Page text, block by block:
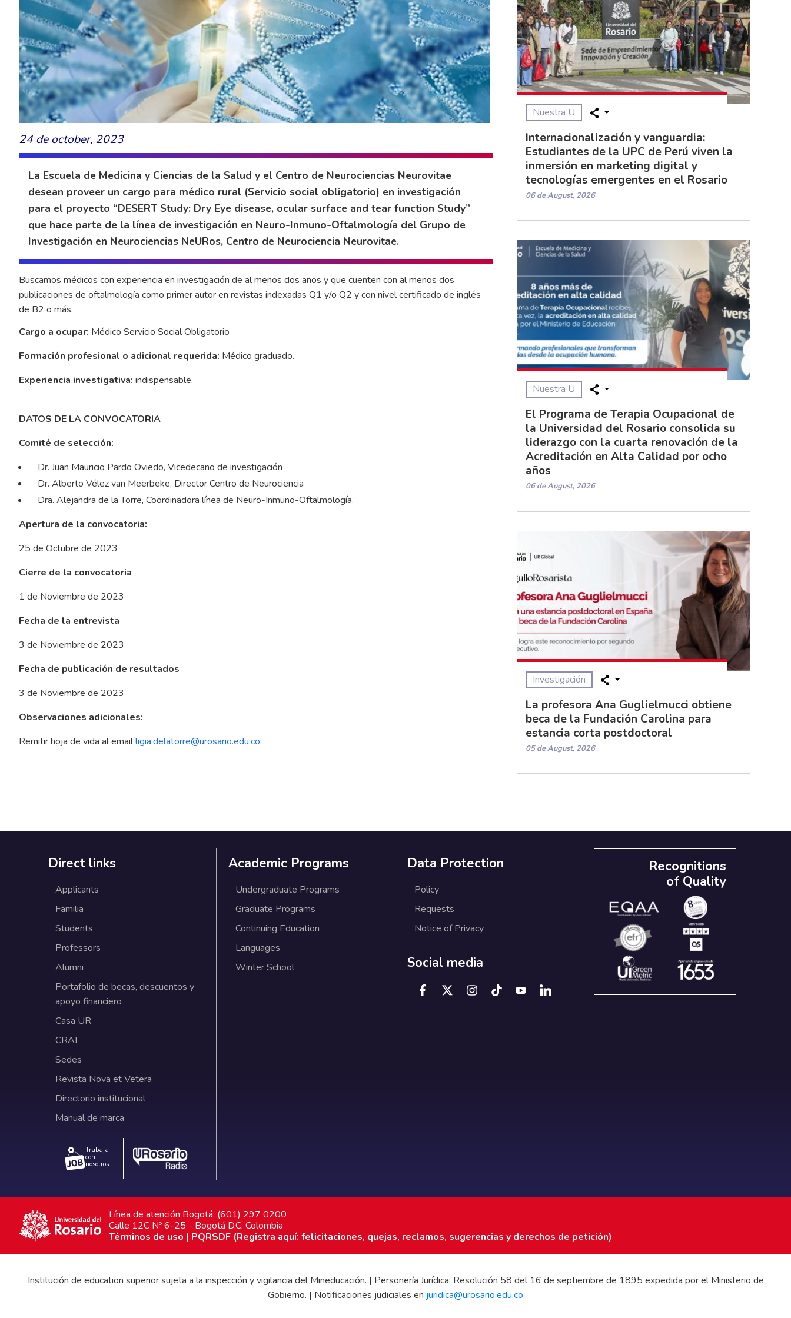
24 de october, 2023
La Escuela de Medicina y Ciencias de la Salud y el Centro de Neurociencias Neurovitae
desean proveer un cargo para médico rural (Servicio social obligatorio) en investigación
para el proyecto “DESERT Study: Dry Eye disease, ocular surface and tear function Study”
que hace parte de la línea de investigación en Neuro-Inmuno-Oftalmología del Grupo de
Investigación en Neurociencias NeURos, Centro de Neurociencia Neurovitae.
Buscamos médicos con experiencia en investigación de al menos dos años y que cuenten con al menos dos
publicaciones de oftalmología como primer autor en revistas indexadas Q1 y/o Q2 y con nivel certificado de inglés
de B2 o más.
Cargo a ocupar: Médico Servicio Social Obligatorio
Formación profesional o adicional requerida: Médico graduado.
Experiencia investigativa: indispensable.
DATOS DE LA CONVOCATORIA
Comité de selección:
Dr. Juan Mauricio Pardo Oviedo, Vicedecano de investigación
Dr. Alberto Vélez van Meerbeke, Director Centro de Neurociencia
Dra. Alejandra de la Torre, Coordinadora línea de Neuro-Inmuno-Oftalmología.
Apertura de la convocatoria:
25 de Octubre de 2023
Cierre de la convocatoria
1 de Noviembre de 2023
Fecha de la entrevista
3 de Noviembre de 2023
Fecha de publicación de resultados
3 de Noviembre de 2023
Observaciones adicionales:
Remitir hoja de vida al emailligia.delatorre@urosario.edu.co
Nuestra U
Internacionalización y vanguardia:
Estudiantes de la UPC de Perú viven la
inmersión en marketing digital y
tecnologías emergentes en el Rosario
06 de August, 2026
Nuestra U
El Programa de Terapia Ocupacional de
la Universidad del Rosario consolida su
liderazgo con la cuarta renovación de la
Acreditación en Alta Calidad por ocho
años
06 de August, 2026
Investigación
La profesora Ana Guglielmucci obtiene
beca de la Fundación Carolina para
estancia corta postdoctoral
05 de August, 2026
Direct links
Applicants
Familia
Students
Professors
Alumni
Portafolio de becas, descuentos y
apoyo financiero
Casa UR
CRAI
Sedes
Revista Nova et Vetera
Directorio institucional
Manual de marca
Trabaja
con
nosotros.
Academic Programs
Undergraduate Programs
Graduate Programs
Continuing Education
Languages
Winter School
Data Protection
Policy
Requests
Notice of Privacy
Social media
Recognitions
of Quality
Línea de atención Bogotá: (601) 297 0200
Calle 12C Nº 6-25 - Bogotá D.C. Colombia
Términos de uso | PQRSDF (Registra aquí: felicitaciones, quejas, reclamos, sugerencias y derechos de petición)
Institución de education superior sujeta a la inspección y vigilancia del Mineducación. | Personería Jurídica: Resolución 58 del 16 de septiembre de 1895 expedida por el Ministerio de
Gobierno. | Notificaciones judiciales en juridica@urosario.edu.co